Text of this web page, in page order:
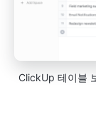
ClickUp 테이블